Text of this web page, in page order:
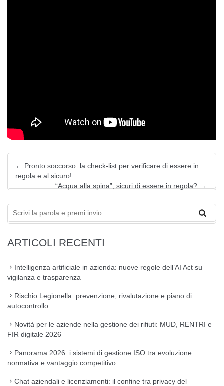
← Pronto soccorso: la check-list per verificare di essere in
regola e al sicuro!
“Acqua alla spina”, sicuri di essere in regola? →
ARTICOLI RECENTI
Intelligenza artificiale in azienda: nuove regole dell’AI Act su
vigilanza e trasparenza
Rischio Legionella: prevenzione, rivalutazione e piano di
autocontrollo
Novità per le aziende nella gestione dei rifiuti: MUD, RENTRI e
FIR digitale 2026
Panorama 2026: i sistemi di gestione ISO tra evoluzione
normativa e vantaggio competitivo
Chat aziendali e licenziamenti: il confine tra privacy del